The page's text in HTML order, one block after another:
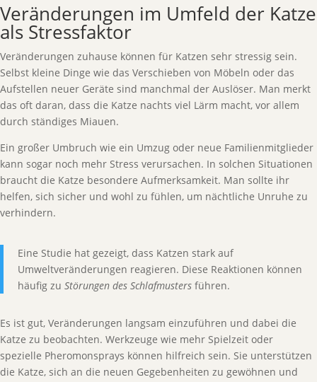
Veränderungen im Umfeld der Katze
als Stressfaktor
Veränderungen zuhause können für Katzen sehr stressig sein.
Selbst kleine Dinge wie das Verschieben von Möbeln oder das
Aufstellen neuer Geräte sind manchmal der Auslöser. Man merkt
das oft daran, dass die Katze nachts viel Lärm macht, vor allem
durch ständiges Miauen.
Ein großer Umbruch wie ein Umzug oder neue Familienmitglieder
kann sogar noch mehr Stress verursachen. In solchen Situationen
braucht die Katze besondere Aufmerksamkeit. Man sollte ihr
helfen, sich sicher und wohl zu fühlen, um nächtliche Unruhe zu
verhindern.
Eine Studie hat gezeigt, dass Katzen stark auf
Umweltveränderungen reagieren. Diese Reaktionen können
häufig zu Störungen des Schlafmusters führen.
Es ist gut, Veränderungen langsam einzuführen und dabei die
Katze zu beobachten. Werkzeuge wie mehr Spielzeit oder
spezielle Pheromonsprays können hilfreich sein. Sie unterstützen
die Katze, sich an die neuen Gegebenheiten zu gewöhnen und